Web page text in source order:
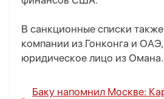
В санкционные списки
компании из Гонконга и
юридическое лицо из Омана.
Баку напомнил Москве: